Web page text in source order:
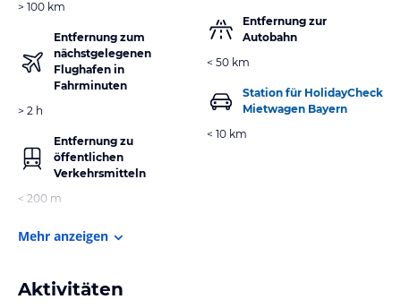
> 100 km
Entfernung zum
nächstgelegenen
Flughafen in
Fahrminuten
> 2 h
Entfernung zu
öffentlichen
Verkehrsmitteln
< 200 m
Entfernung zur
Autobahn
< 50 km
Station für HolidayCheck
Mietwagen Bayern
< 10 km
Mehr anzeigen
Aktivitäten